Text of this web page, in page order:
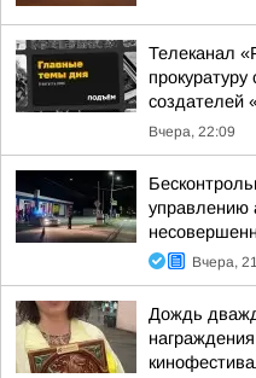
Телеканал
создателей
Вчера, 22:09
управлению
Вчера,
Дождь